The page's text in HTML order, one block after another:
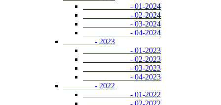
- 01-2024
- 02-2024
- 03-2024
- 04-2024
- 2023
- 01-2023
- 02-2023
- 03-2023
- 04-2023
- 2022
- 01-2022
- 02-2022